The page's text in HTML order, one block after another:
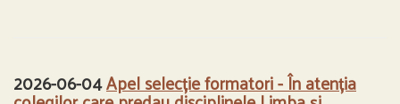
2026-06-04Apel selecție formatori - În atenția